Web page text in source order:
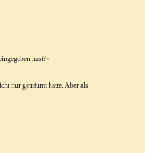
hast?«
nur geträumt hatte. Aber als